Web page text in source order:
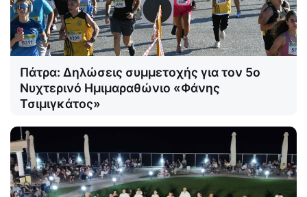
Πάτρα: Δηλώσεις συμμετοχής για τον 5ο
Νυχτερινό Ημιμαραθώνιο «Φάνης
Τσιμιγκάτος»